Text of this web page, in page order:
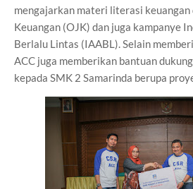
mengajarkan materi literasi
Keuangan (OJK) dan juga kampanye
Berlalu Lintas (IAABL). Selain
ACC juga memberikan bantuan
kepada SMK 2 Samarinda berupa